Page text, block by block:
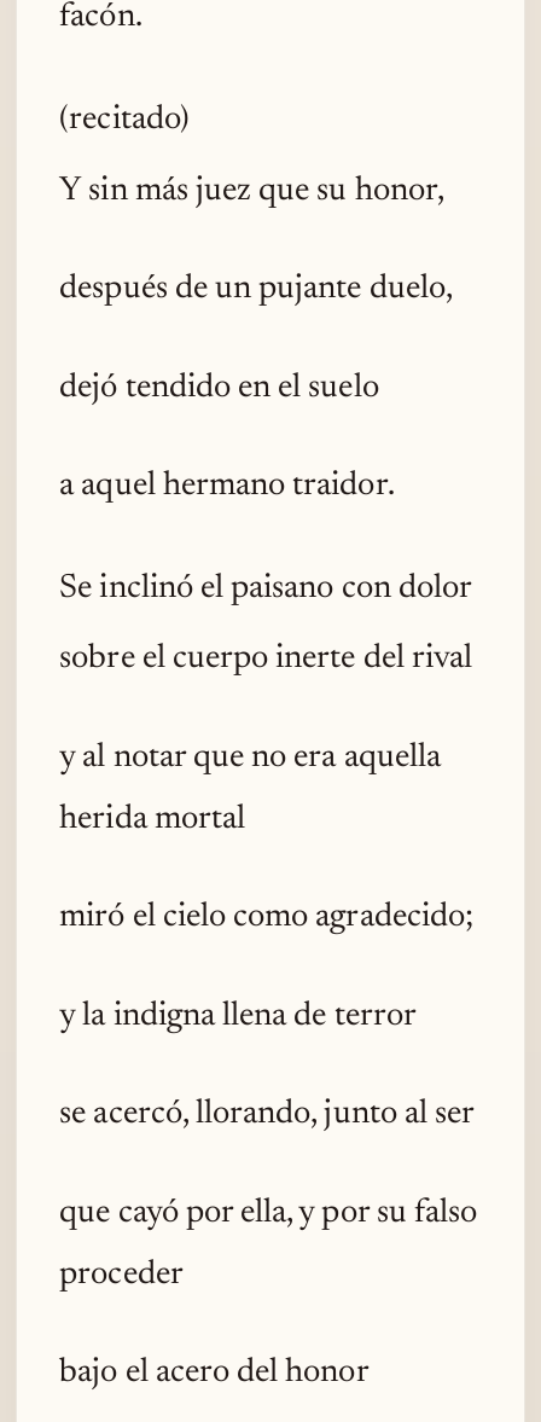
facón.
(recitado)
Y sin más juez que su honor,
después de un pujante duelo,
dejó tendido en el suelo
a aquel hermano traidor.
Se inclinó el paisano con dolor
sobre el cuerpo inerte del rival
y al notar que no era aquella
herida mortal
miró el cielo como agradecido;
y la indigna llena de terror
se acercó, llorando, junto al ser
que cayó por ella, y por su falso
proceder
bajo el acero del honor